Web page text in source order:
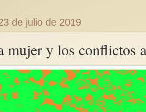
de julio de 2019
mujer y los conflictos